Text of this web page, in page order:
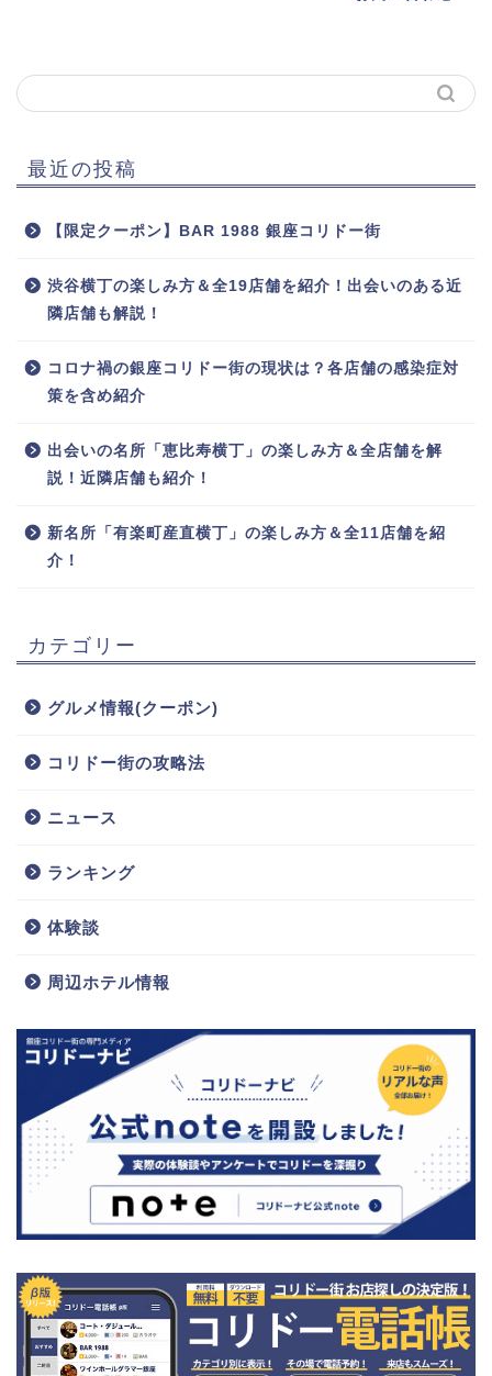
最近の投稿
【限定クーポン】BAR 1988 銀座コリドー街
渋谷横丁の楽しみ方＆全19店舗を紹介！出会いのある近
隣店舗も解説！
コロナ禍の銀座コリドー街の現状は？各店舗の感染症対
策を含め紹介
出会いの名所「恵比寿横丁」の楽しみ方＆全店舗を解
説！近隣店舗も紹介！
新名所「有楽町産直横丁」の楽しみ方＆全11店舗を紹
介！
カテゴリー
グルメ情報(クーポン)
コリドー街の攻略法
ニュース
ランキング
体験談
周辺ホテル情報